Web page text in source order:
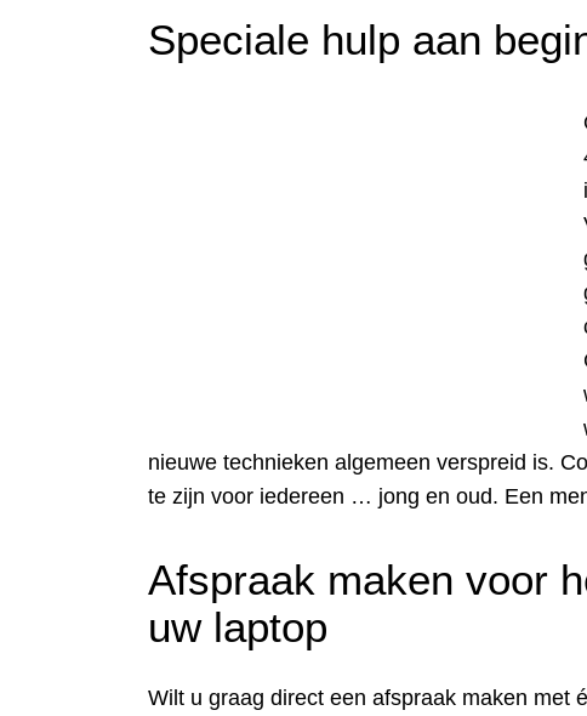
Speciale hulp aan
nieuwe technieken algemeen verspreid is.
te zijn voor iedereen … jong en oud. Een
Afspraak maken voor
uw laptop
Wilt u graag direct een afspraak maken met